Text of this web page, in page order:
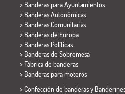
> Banderas para Ayuntamientos
> Banderas Autonómicas
> Banderas Comunitarias
> Banderas de Europa
> Banderas Políticas
> Banderas de Sobremesa
> Fábrica de banderas
> Banderas para moteros
> Confección de banderas y Banderines